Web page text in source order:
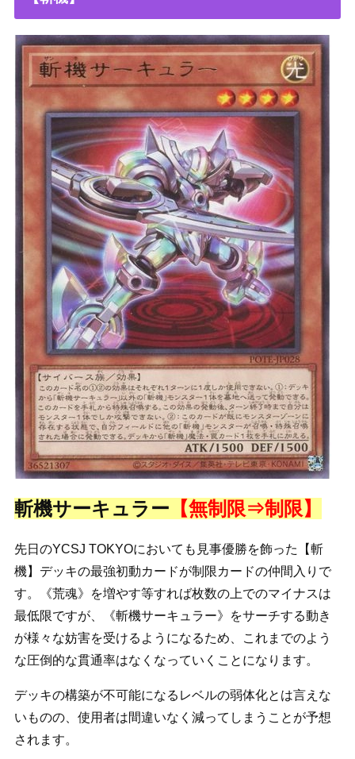
斬機サーキュラー 【無制限⇒制限】
先日のYCSJ TOKYOにおいても見事優勝を飾った【斬
機】デッキの最強初動カードが制限カードの仲間入りで
す。《荒魂》を増やす等すれば枚数の上でのマイナスは
最低限ですが、《斬機サーキュラー》をサーチする動き
が様々な妨害を受けるようになるため、これまでのよう
な圧倒的な貫通率はなくなっていくことになります。
デッキの構築が不可能になるレベルの弱体化とは言えな
いものの、使用者は間違いなく減ってしまうことが予想
されます。